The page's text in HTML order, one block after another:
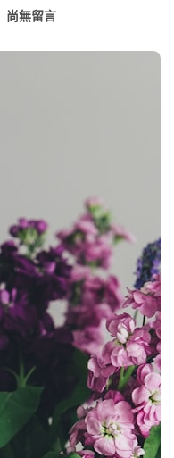
尚無留言